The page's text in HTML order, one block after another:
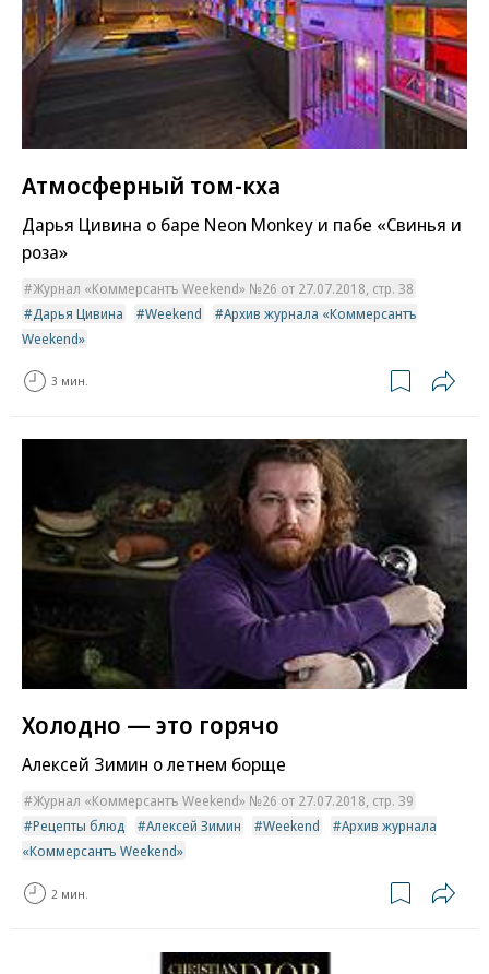
Атмосферный том-кха
Дарья Цивина о баре Neon Monkey и пабе «Свинья и
роза»
Журнал «Коммерсантъ Weekend» №26 от 27.07.2018, стр. 38
Дарья Цивина
Weekend
Архив журнала «Коммерсантъ
Weekend»
3 мин.
Холодно — это горячо
Алексей Зимин о летнем борще
Журнал «Коммерсантъ Weekend» №26 от 27.07.2018, стр. 39
Рецепты блюд
Алексей Зимин Weekend
Архив журнала
«Коммерсантъ Weekend»
2 мин.